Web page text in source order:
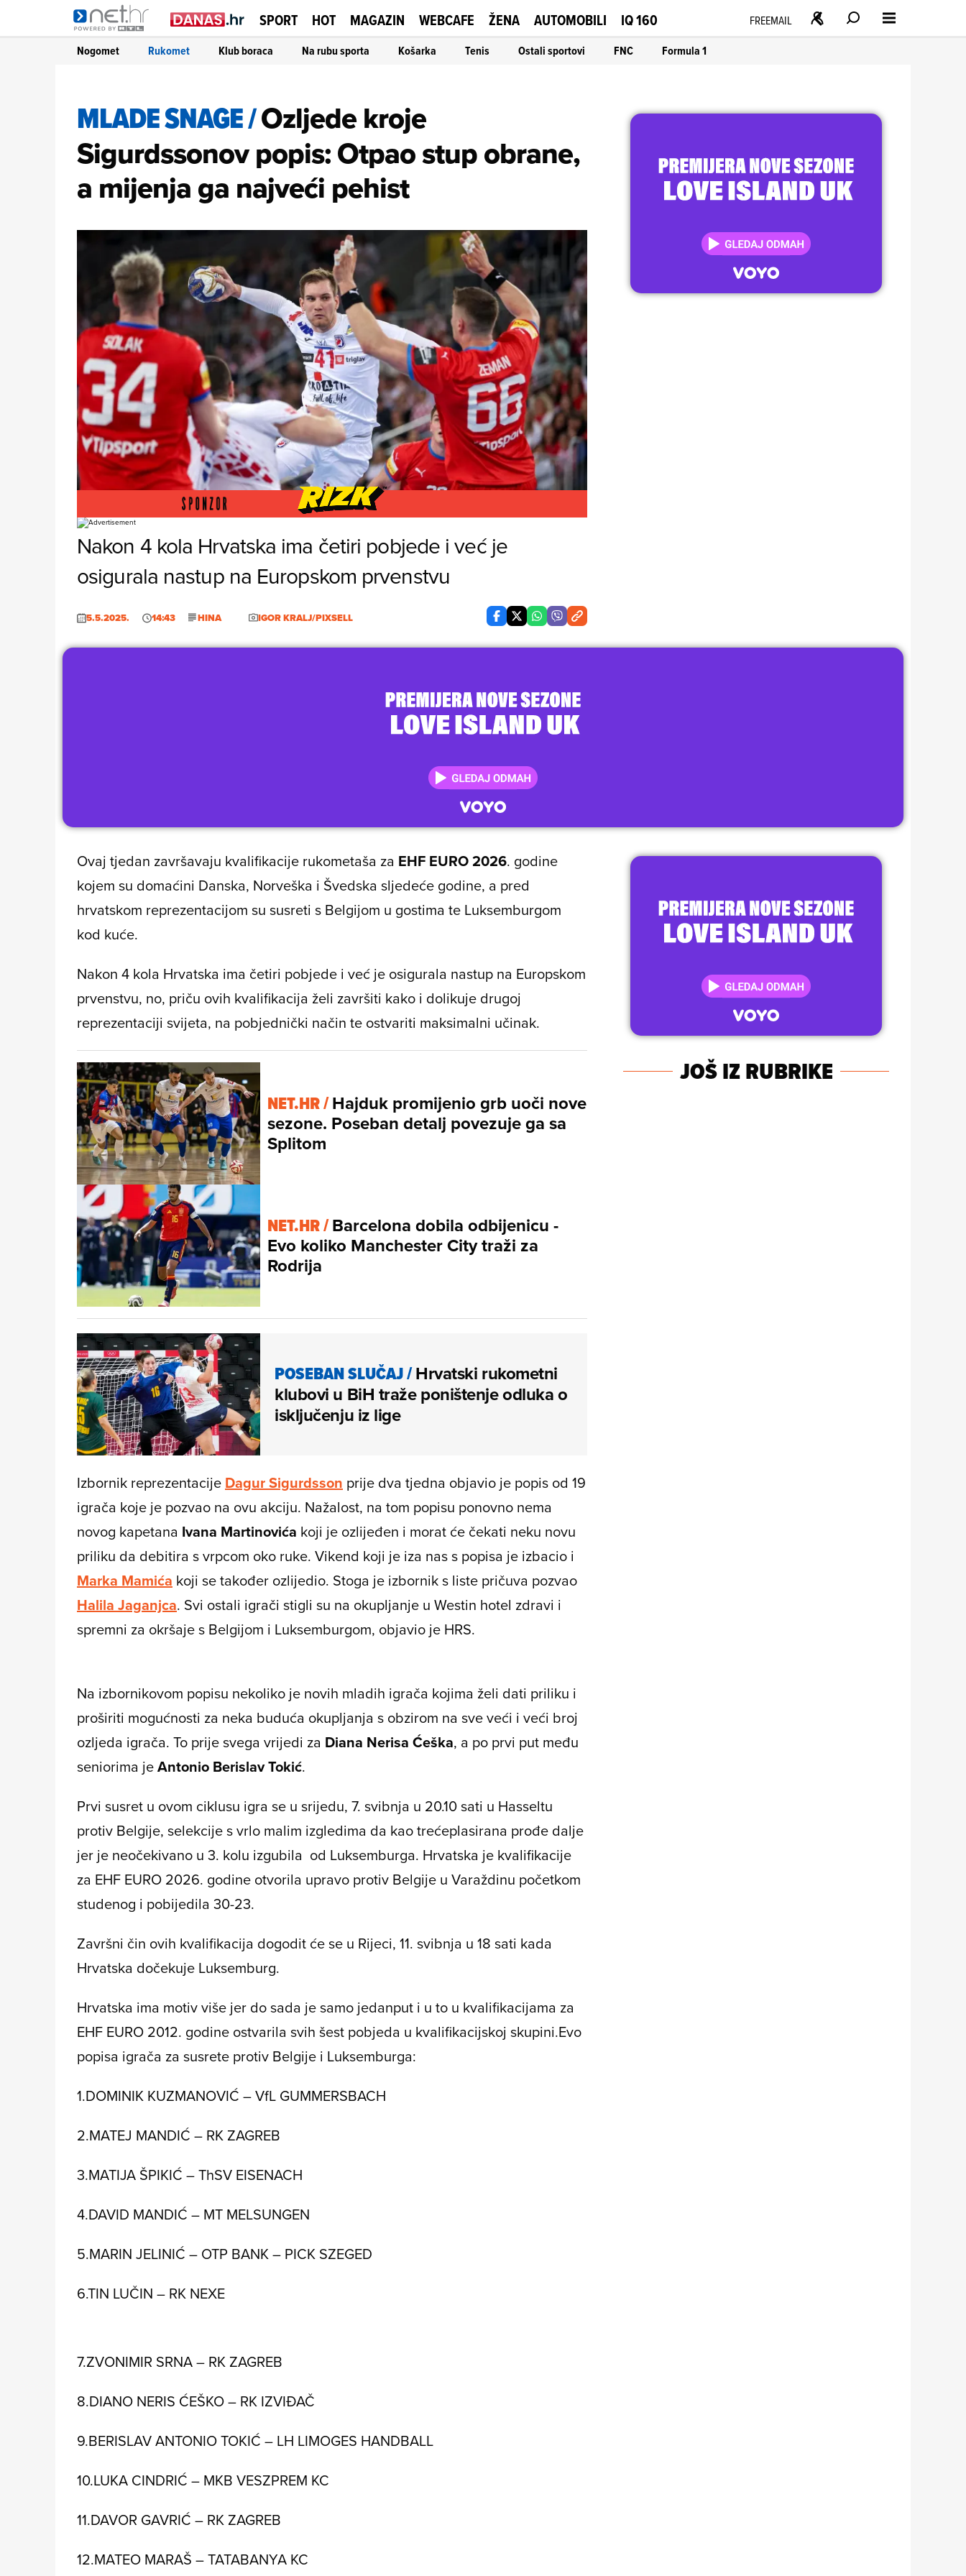
SPORT HOT MAGAZIN WEBCAFE ŽENA AUTOMOBILI IQ 160 FREEMAIL
Nogomet Rukomet Klub boraca Na rubu sporta Košarka Tenis Ostali sportovi FNC Formula 1
MLADE SNAGE/Ozljede kroje
Sigurdssonov popis: Otpao stup obrane,
a mijenja ga najveći pehist
Nakon 4 kola Hrvatska ima četiri pobjede i već je
osigurala nastup na Europskom prvenstvu
5.5.2025. 14:43 HINA IGOR KRALJ/PIXSELL
Ovaj tjedan završavaju kvalifikacije rukometaša za EHF EURO 2026. godine
kojem su domaćini Danska, Norveška i Švedska sljedeće godine, a pred
hrvatskom reprezentacijom su susreti s Belgijom u gostima te Luksemburgom
kod kuće.
Nakon 4 kola Hrvatska ima četiri pobjede i već je osigurala nastup na Europskom
prvenstvu, no, priču ovih kvalifikacija želi završiti kako i dolikuje drugoj
reprezentaciji svijeta, na pobjednički način te ostvariti maksimalni učinak.
NET.HR /Hajduk promijenio grb uoči nove
sezone. Poseban detalj povezuje ga sa
Splitom
NET.HR /Barcelona dobila odbijenicu -
Evo koliko Manchester City traži za
Rodrija
POSEBAN SLUČAJ/Hrvatski rukometni
klubovi u BiH traže poništenje odluka o
isključenju iz lige
Izbornik reprezentacije Dagur Sigurdsson prije dva tjedna objavio je popis od 19
igrača koje je pozvao na ovu akciju. Nažalost, na tom popisu ponovno nema
novog kapetana Ivana Martinovića koji je ozlijeđen i morat će čekati neku novu
priliku da debitira s vrpcom oko ruke. Vikend koji je iza nas s popisa je izbacio i
Marka Mamića koji se također ozlijedio. Stoga je izbornik s liste pričuva pozvao
Halila Jaganjca. Svi ostali igrači stigli su na okupljanje u Westin hotel zdravi i
spremni za okršaje s Belgijom i Luksemburgom, objavio je HRS.
Na izbornikovom popisu nekoliko je novih mladih igrača kojima želi dati priliku i
proširiti mogućnosti za neka buduća okupljanja s obzirom na sve veći i veći broj
ozljeda igrača. To prije svega vrijedi za Diana Nerisa Ćeška, a po prvi put među
seniorima jeAntonio Berislav Tokić.
Prvi susret u ovom ciklusu igra se u srijedu, 7. svibnja u 20.10 sati u Hasseltu
protiv Belgije, selekcije s vrlo malim izgledima da kao trećeplasirana prođe dalje
jer je neočekivano u 3. kolu izgubila od Luksemburga. Hrvatska je kvalifikacije
za EHF EURO 2026. godine otvorila upravo protiv Belgije u Varaždinu početkom
studenog i pobijedila 30-23.
Završni čin ovih kvalifikacija dogodit će se u Rijeci, 11. svibnja u 18 sati kada
Hrvatska dočekuje Luksemburg.
Hrvatska ima motiv više jer do sada je samo jedanput i u to u kvalifikacijama za
EHF EURO 2012. godine ostvarila svih šest pobjeda u kvalifikacijskoj skupini.Evo
popisa igrača za susrete protiv Belgije i Luksemburga:
1.DOMINIK KUZMANOVIĆ – VfL GUMMERSBACH
2.MATEJ MANDIĆ – RK ZAGREB
3.MATIJA ŠPIKIĆ – ThSV EISENACH
4.DAVID MANDIĆ – MT MELSUNGEN
5.MARIN JELINIĆ – OTP BANK – PICK SZEGED
6.TIN LUČIN – RK NEXE
7.ZVONIMIR SRNA – RK ZAGREB
8.DIANO NERIS ĆEŠKO – RK IZVIĐAČ
9.BERISLAV ANTONIO TOKIĆ – LH LIMOGES HANDBALL
10.LUKA CINDRIĆ – MKB VESZPREM KC
11.DAVOR GAVRIĆ – RK ZAGREB
12.MATEO MARAŠ – TATABANYA KC
JOŠ IZ RUBRIKE